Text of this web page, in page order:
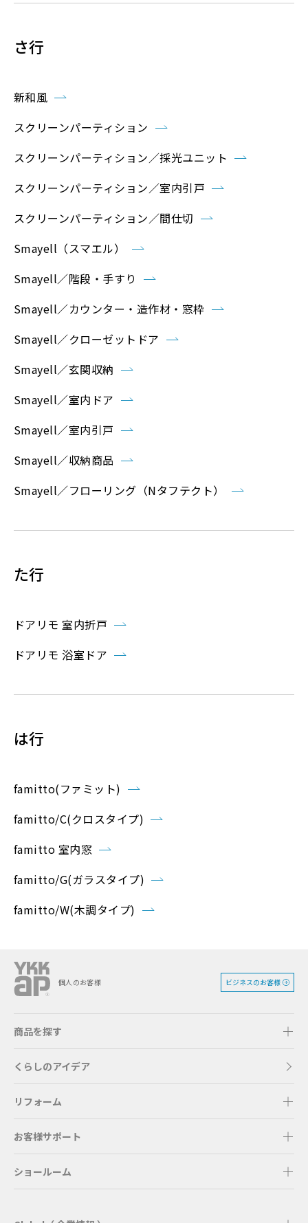
さ行
新和風
スクリーンパーティション
スクリーンパーティション／採光ユニット
スクリーンパーティション／室内引戸
スクリーンパーティション／間仕切
Smayell（スマエル）
Smayell／階段・手すり
Smayell／カウンター・造作材・窓枠
Smayell／クローゼットドア
Smayell／玄関収納
Smayell／室内ドア
Smayell／室内引戸
Smayell／収納商品
Smayell／フローリング（Nタフテクト）
た行
ドアリモ 室内折戸
ドアリモ 浴室ドア
は行
famitto(ファミット)
famitto/C(クロスタイプ)
famitto 室内窓
famitto/G(ガラスタイプ)
famitto/W(木調タイプ)
個人のお客様 ビジネスのお客様
商品を探す
くらしのアイデア
リフォーム
お客様サポート
ショールーム